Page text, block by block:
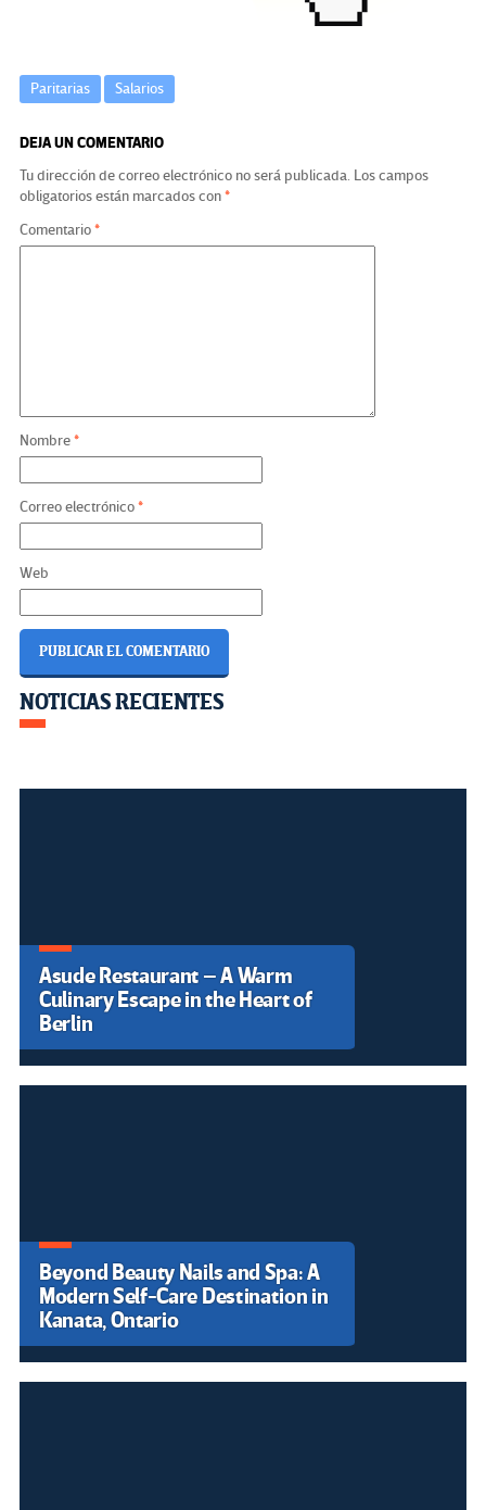
Paritarias Salarios
DEJA UN COMENTARIO
Tu dirección de correo electrónico no será publicada. Los campos
obligatorios están marcados con*
Comentario*
Nombre*
Correo electrónico*
Web
Navegación
entradas
NOTICIAS RECIENTES
Agen Resmi Roulette Online
dengan Layanan Akses Stabil
Dr Jorge Ulloa – Healthcare
Perspective in Los Angeles,
California
Asude Restaurant – A Warm
Culinary Escape in the Heart of
Berlin
Beyond Beauty Nails and Spa: A
Modern Self-Care Destination in
Kanata, Ontario